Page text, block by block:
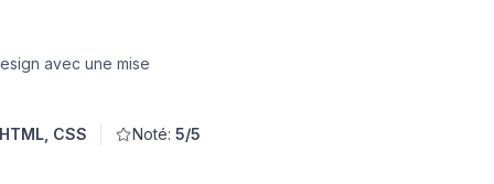
avec une mise
HTML, CSS Noté: 5/5